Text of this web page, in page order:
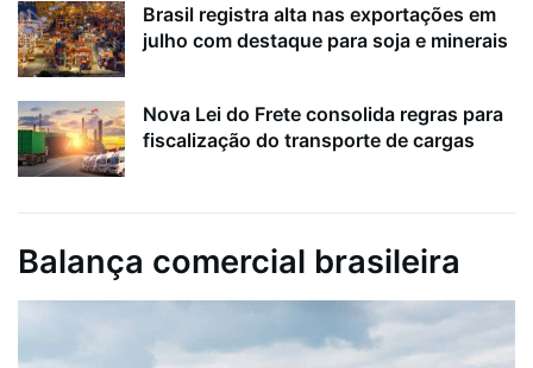
Brasil registra alta nas exportações em
julho com destaque para soja e minerais
Nova Lei do Frete consolida regras para
fiscalização do transporte de cargas
Balança comercial brasileira